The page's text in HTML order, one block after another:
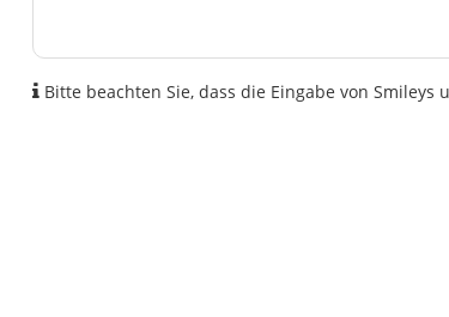
Bitte beachten Sie, dass die Eingabe von